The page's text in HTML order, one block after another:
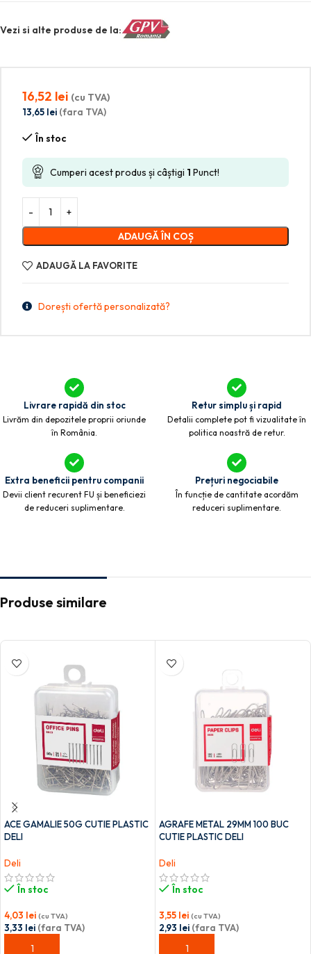
Vezi si alte produse de la:
16,52 lei (cu TVA)
13,65 lei (fara TVA)
În stoc
Cumperi acest produs și câștigi 1 Punct!
ADAUGĂ ÎN COȘ
ADAUGĂ LA FAVORITE
Dorești ofertă personalizată?
Livrare rapidă din stoc
Livrăm din depozitele proprii oriunde
în România.
Retur simplu și rapid
Detalii complete pot fi vizualitate în
politica noastră de retur.
Extra beneficii pentru companii
Devii client recurent FU și beneficiezi
de reduceri suplimentare.
Prețuri negociabile
În funcție de cantitate acordăm
reduceri suplimentare.
Produse similare
ACE GAMALIE 50G CUTIE PLASTIC
DELI
Deli
În stoc
4,03 lei (cu TVA)
3,33 lei (fara TVA)
ADAUGĂ ÎN COȘ
AGRAFE METAL 29MM 100 BUC
CUTIE PLASTIC DELI
Deli
În stoc
3,55 lei (cu TVA)
2,93 lei (fara TVA)
ADAUGĂ ÎN COȘ